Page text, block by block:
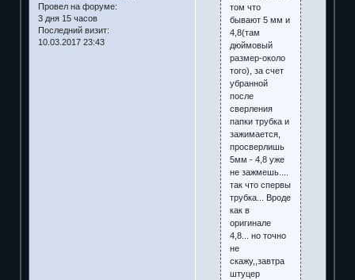
Провел на форуме:
3 дня 15 часов
Последний визит:
10.03.2017 23:43
том что
бывают 5 мм и
4,8(там
дюймовый
размер-около
того), за счет
убранной
после
сверления
папки трубка и
зажимается,
просверлишь
5мм - 4,8 уже
не зажмешь....
так что спервы
трубка... Вроде
как в
оригинале
4,8... но точно
не
скажу,,завтра
штуцер